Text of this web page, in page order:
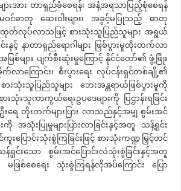
ျားအား တာရှည်ခံစေရန်၊ အနံ့အရသာပြည့်စုံစေရန်
မဝင်ဓာတု ဆေးဝါးများ၊ အခွင့်မပြုသည့် ဓာတု
ထုတ်လုပ်လာသဖြင့် စားသုံးသူပြည်သူများ အရွယ်
းနှင့် နာတာရှည်ရောဂါများ ဖြစ်ပွားမှုတိုးတက်လာ
မြစ်များ ပျက်စီးဆုံးမှုကြောင့် နိုင်ငံတော်၏ ဖွံ့ဖြိုး
ာကြောင်း၊ စီးပွားရေး လုပ်ငန်းရှင်တစ်ချို့၏
းသုံးသူပြည်သူများ ဘေးအန္တရာယ်ဖြစ်ပွားမှုကို
သူကာကွယ်ရေးဥပဒေများကို ပြဌာန်းရခြင်း
ဦးရေ တိုးတက်များပြား လာသည်နှင့်အမျှ စွမ်းအင်
ကို အသုံးပြုမှုများပြားလာခြင်းနှင့်အတူ သန့်ရှင်း
ြောင်းသုံးစွဲကြခြင်းဖြင့် စားသုံးကဏ္ဍ မြှင့်တင်
ရှင်းသော စွမ်းအင်ပြောင်းလဲသုံးစွဲခြင်းနှင့်အတူ
ဖြစ်စေရေး သုံးစွဲကြရန်လိုအပ်ကြောင်း ပြော